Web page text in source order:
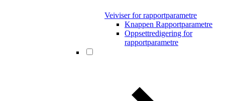
Veiviser for rapportparametre
Knappen Rapportparametre
Oppsettredigering for
rapportparametre